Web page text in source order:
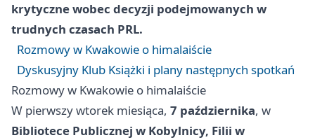
krytyczne wobec decyzji podejmowanych w
trudnych czasach PRL.
Rozmowy w Kwakowie o himalaiście
Dyskusyjny Klub Książki i plany następnych spotkań
Rozmowy w Kwakowie o himalaiście
W pierwszy wtorek miesiąca, 7 października, w
Bibliotece Publicznej w Kobylnicy, Filii w